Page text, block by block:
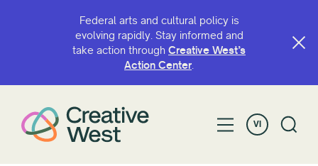
Federal arts and cultural policy is
evolving rapidly. Stay informed and
take action through Creative West’s
Action Center.
VI